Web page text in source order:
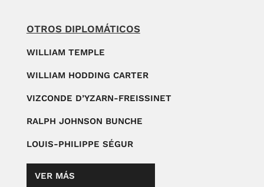
OTROS DIPLOMÁTICOS
WILLIAM TEMPLE
WILLIAM HODDING CARTER
VIZCONDE D’YZARN-FREISSINET
RALPH JOHNSON BUNCHE
LOUIS-PHILIPPE SÉGUR
VER MÁS